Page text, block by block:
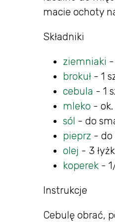
macie ochoty
Składniki
ziemniaki -
brokuł - 1
cebula - 1
mleko -
sól - do
pieprz - do
olej - 3
koperek -
Instrukcje
Cebulę obrać,